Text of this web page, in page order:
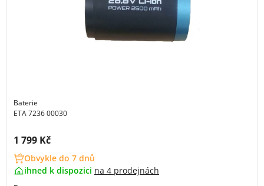
Baterie
ETA 7236 00030
Cena s DPH:
1 799 Kč
Obvykle do 7 dnů
ihned k dispozici na 4 prodejnách